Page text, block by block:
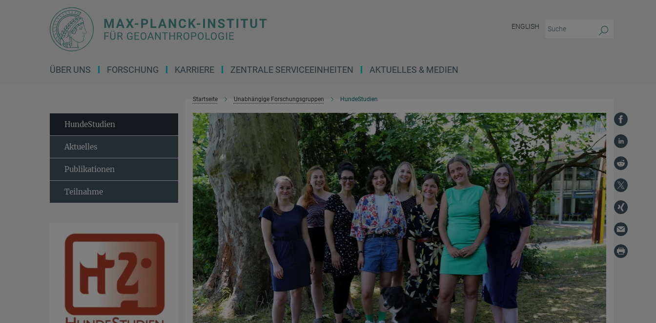
ENGLISH
ÜBER UNS FORSCHUNG KARRIERE ZENTRALE SERVICEEINHEITEN AKTUELLES & MEDIEN
Startseite Unabhängige Forschungsgruppen HundeStudien
HundeStudien
Aktuelles
Publikationen
Teilnahme